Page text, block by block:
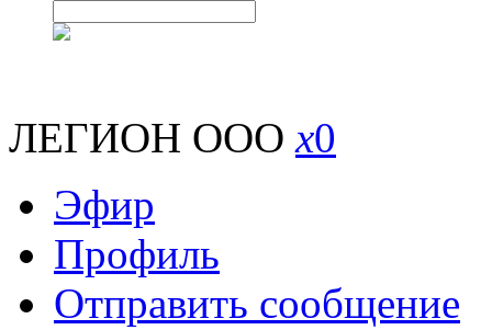
ЛЕГИОН ОООx0
Эфир
Профиль
Отправить сообщение